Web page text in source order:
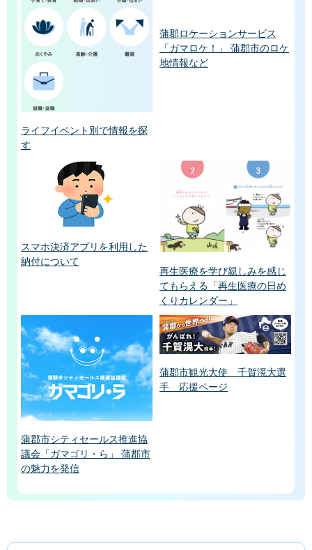
ライフイベント別で情報を探
す
蒲郡ロケーションサービス
「ガマロケ！」 蒲郡市のロケ
地情報など
スマホ決済アプリを利用した
納付について
再生医療を学び親しみを感じ
てもらえる「再生医療の日め
くりカレンダー」
蒲郡市シティセールス推進協
議会「ガマゴリ・ら」 蒲郡市
の魅力を発信
蒲郡市観光大使 千賀滉大選
手 応援ページ